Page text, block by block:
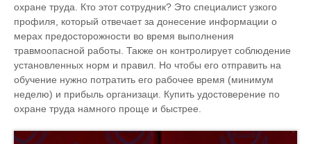
охране труда. Кто этот сотрудник? Это специалист узкого
профиля, который отвечает за донесение информации о
мерах предосторожности во время выполнения
травмоопасной работы. Также он контролирует соблюдение
установленных норм и правил. Но чтобы его отправить на
обучение нужно потратить его рабочее время (минимум
неделю) и прибыль организаци. Купить удостоверение по
охране труда намного проще и быстрее.